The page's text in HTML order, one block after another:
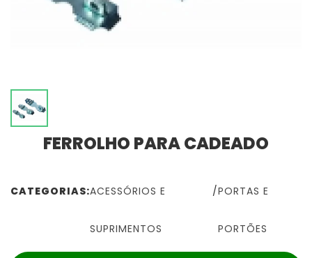
FERROLHO PARA CADEADO
CATEGORIAS:ACESSÓRIOS E
SUPRIMENTOS
/PORTAS E
PORTÕES